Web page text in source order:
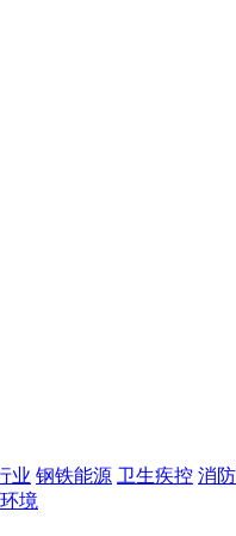
业 钢铁能源 卫生疾控 消
境